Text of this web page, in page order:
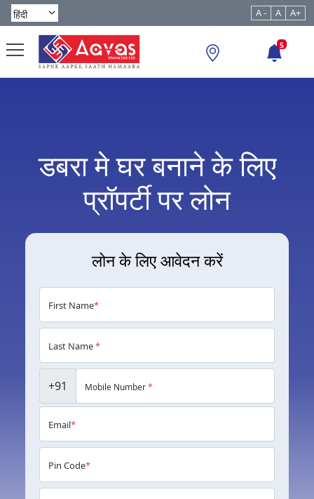
A - A A+
5
डबरा मे घर बनाने के लिए
प्रॉपर्टी पर लोन
लोन के लिए आवेदन करें
First Name*
Last Name*
+91 Mobile Number*
Email*
Pin Code*